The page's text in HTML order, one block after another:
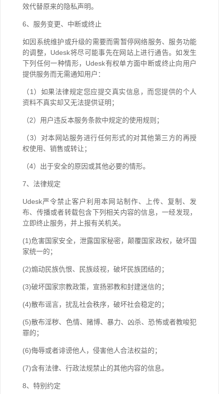
效代替原来的隐私声明。
6、服务变更、中断或终止
如因系统维护或升级的需要而需暂停网络服务、服务功能
的调整，Udesk将尽可能事先在网站上进行通告。如发生
下列任何一种情形，Udesk有权单方面中断或终止向用户
提供服务而无需通知用户：
（1）如果法律规定您应提交真实信息，而您提供的个人
资料不真实却又无法提供证明；
（2）用户违反本服务条款中规定的使用规则；
（3）对本网站服务进行任何形式的对其他第三方的再授
权使用、销售或转让；
（4）出于安全的原因或其他必要的情形。
7、法律规定
Udesk严令禁止客户利用本网站制作、上传、复制、发
布、传播或者转载包含下列相关内容的信息，一经发现，
立即终止服务，并上报有关机关。
(1)危害国家安全，泄露国家秘密，颠覆国家政权，破坏国
家统一的；
(2)煽动民族仇恨、民族歧视，破坏民族团结的；
(3)破坏国家宗教政策，宣扬邪教和封建迷信的；
(4)散布谣言，扰乱社会秩序，破坏社会稳定的；
(5)散布淫秽、色情、赌博、暴力、凶杀、恐怖或者教唆犯
罪的；
(6)侮辱或者诽谤他人，侵害他人合法权益的；
(7)含有法律、行政法规禁止的其他内容的信息。
8、特别约定